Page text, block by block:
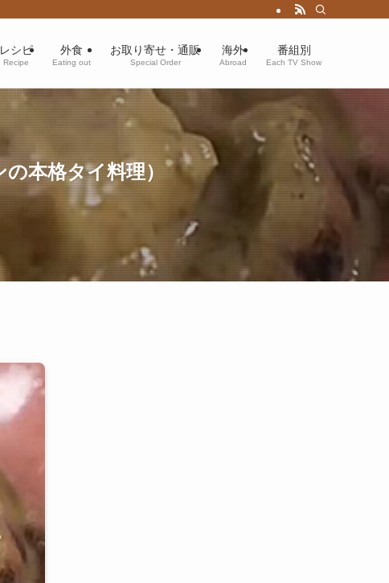
レシピ
Recipe
外食
Eating out
お取り寄せ・通販
Special Order
海外
Abroad
番組別
Each TV Show
本格タイ料理）